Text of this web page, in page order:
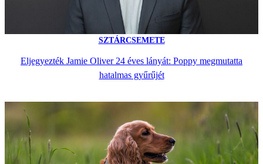
SZTÁRCSEMETE
Eljegyezték Jamie Oliver 24 éves lányát: Poppy megmutatta
hatalmas gyűrűjét